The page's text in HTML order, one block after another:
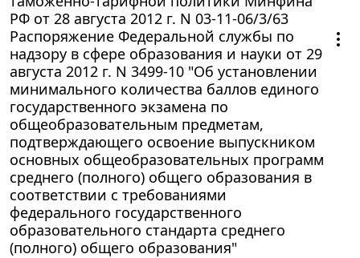
РФ от 28 августа 2012 г. N 03-11-06/3/63
Распоряжение Федеральной службы по
надзору в сфере образования и науки от 29
августа 2012 г. N 3499-10 "Об установлении
минимального количества баллов единого
государственного экзамена по
общеобразовательным предметам,
подтверждающего освоение выпускником
основных общеобразовательных программ
среднего (полного) общего образования в
соответствии с требованиями
федерального государственного
образовательного стандарта среднего
(полного) общего образования"